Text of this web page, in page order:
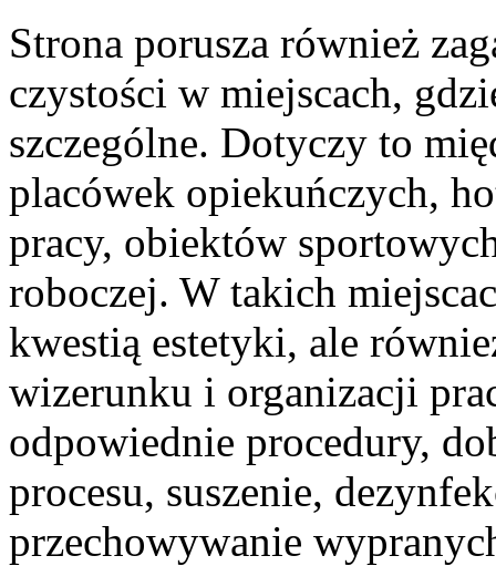
Strona porusza również
czystości w miejscach,
szczególne. Dotyczy to
placówek opiekuńczych,
pracy, obiektów
roboczej. W takich
kwestią estetyki, ale
wizerunku i organizacji
odpowiednie procedury,
procesu, suszenie,
przechowywanie